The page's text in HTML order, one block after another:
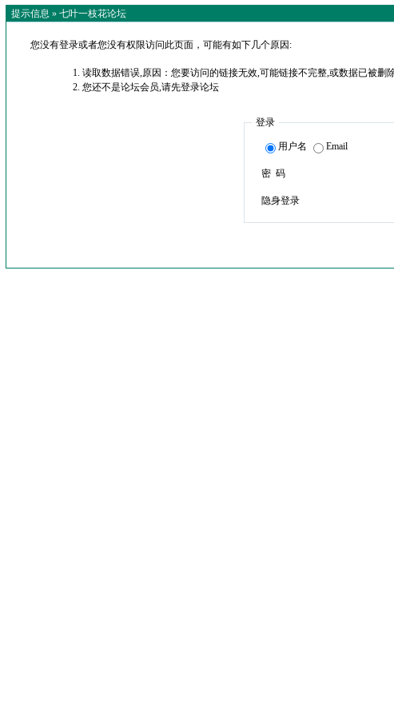
提示信息 » 七叶一枝花论坛
您没有登录或者您没有权限访问此页面，可能有如下几个原因:
读取数据错误,原因：您要访问的链接无效,可能链接不完整,或数据已被删
您还不是论坛会员,请先登录论坛
登录
用户名 Email
密 码
隐身登录